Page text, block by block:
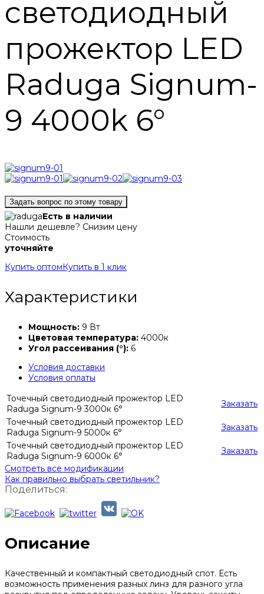
светодиодный
прожектор LED
Raduga Signum-
9 4000k 6°
Задать вопрос по этому товару
Есть в наличии
Нашли дешевле? Снизим цену
Стоимость
уточняйте
Купить оптом Купить в 1 клик
Характеристики
Мощность: 9 Вт
Цветовая температура: 4000к
Угол рассеивания (°): 6
Условия доставки
Условия оплаты
Точечный светодиодный прожектор LED
Raduga Signum-9 3000к 6°
Заказать
Точечный светодиодный прожектор LED
Raduga Signum-9 5000к 6°
Заказать
Точечный светодиодный прожектор LED
Raduga Signum-9 6000к 6°
Заказать
Смотреть все модификации
Как правильно выбрать светильник?
Поделиться:
Описание
Качественный и компактный светодиодный спот. Есть
возможность применения разных линз для разного угла